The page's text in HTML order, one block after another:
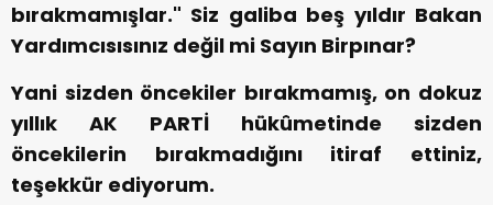
bırakmamışlar." Siz galiba beş yıldır Bakan
Yardımcısısınız değil mi Sayın Birpınar?
Yani sizden öncekiler bırakmamış, on dokuz
yıllık AK PARTİ hükûmetinde sizden
öncekilerin bırakmadığını itiraf ettiniz,
teşekkür ediyorum.